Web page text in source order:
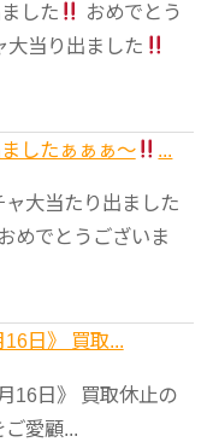
した
おめでとう
大当り出ました
したぁぁぁ～ ...
大当たり出ました
めでとうございま
16日》 買取...
16日》 買取休止の
愛顧...